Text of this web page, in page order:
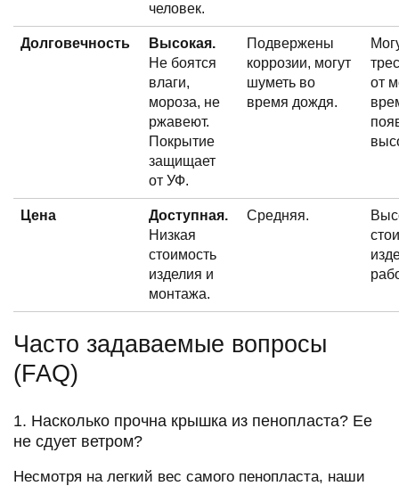
человек.
Долговечность
Высокая.
Не боятся
влаги,
мороза, не
ржавеют.
Покрытие
защищает
от УФ.
Подвержены
коррозии, могут
шуметь во
время дождя.
от
Цена
Доступная.
Низкая
стоимость
изделия и
монтажа.
Средняя.
Часто задаваемые вопросы
(FAQ)
1. Насколько прочна крышка из пенопласта? Ее
не сдует ветром?
Несмотря на легкий вес самого пенопласта, наши